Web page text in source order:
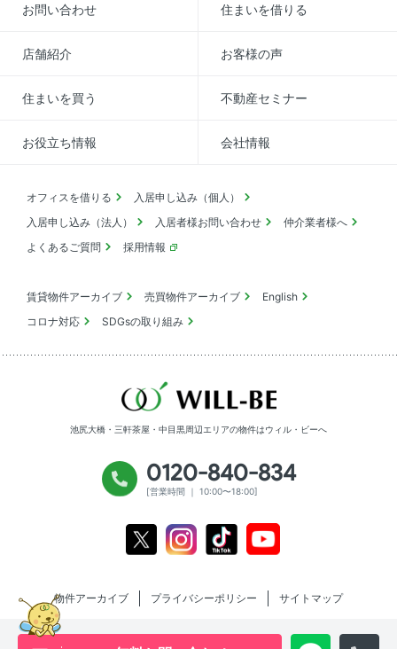
お問い合わせ 住まいを借りる
店舗紹介 お客様の声
住まいを買う 不動産セミナー
お役立ち情報 会社情報
オフィスを借りる
入居申し込み（個人）
入居申し込み（法人）
入居者様お問い合わせ
仲介業者様へ
よくあるご質問
採用情報
賃貸物件アーカイブ 売買物件アーカイブ
English
コロナ対応
SDGsの取り組み
池尻大橋・三軒茶屋・中目黒周辺エリアの物件はウィル・ビーへ
0120-840-834
[営業時間 ｜ 10:00〜18:00]
InstagramTiktok
物件アーカイブ プライバシーポリシー サイトマップ